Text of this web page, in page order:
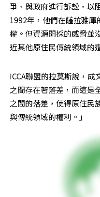
爭、與政府進行訴訟，以
1992年，他們在薩拉雅
權。但資源開採的威脅並
近其他原住民傳統領域的
ICCA聯盟的拉莫斯說，
之間存在著落差，而這是
之間的落差，使得原住民
與傳統領域的權利。」